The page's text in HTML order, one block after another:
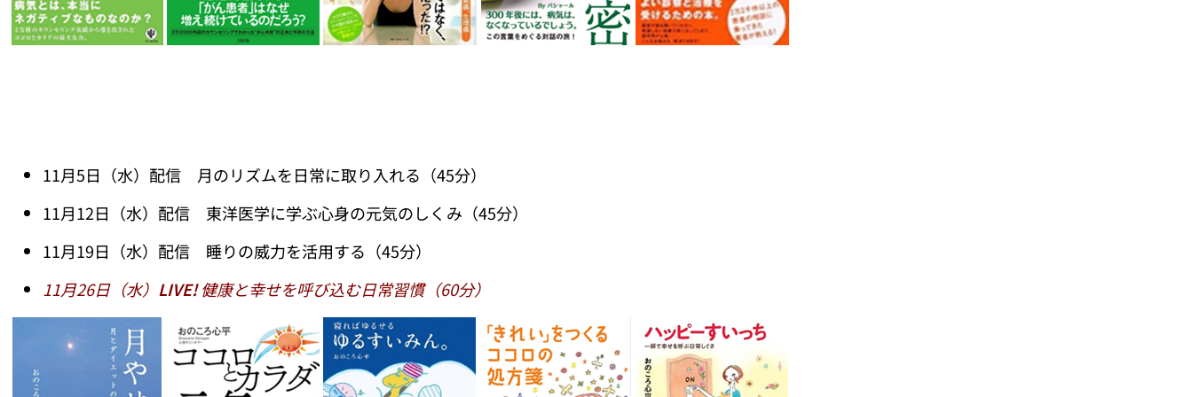
11月5日（水）配信 月のリズムを日常に取り入れる（45分）
11月12日（水）配信 東洋医学に学ぶ心身の元気のしくみ（45分）
11月19日（水）配信 睡りの威力を活用する（45分）
11月26日（水） LIVE!健康と幸せを呼び込む日常習慣（60分）